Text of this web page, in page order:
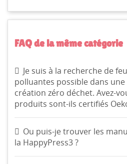
FAQ de la même catégorie
Je suis à la recherche de
polluantes possible dans
création zéro déchet. Avez-
produits sont-ils certifiés
Ou puis-je trouver les
la HappyPress3 ?